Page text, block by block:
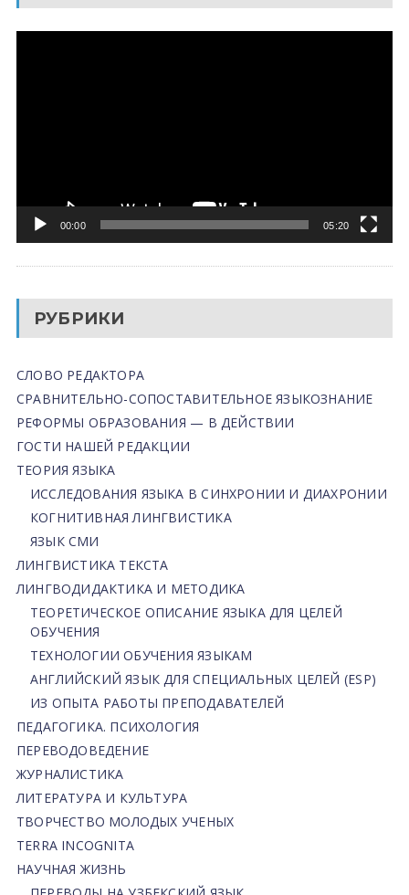
00:00 05:20
РУБРИКИ
СЛОВО РЕДАКТОРА
СРАВНИТЕЛЬНО-СОПОСТАВИТЕЛЬНОЕ ЯЗЫКОЗНАНИЕ
РЕФОРМЫ ОБРАЗОВАНИЯ — В ДЕЙСТВИИ
ГОСТИ НАШЕЙ РЕДАКЦИИ
ТЕОРИЯ ЯЗЫКА
ИССЛЕДОВАНИЯ ЯЗЫКА В СИНХРОНИИ И ДИАХРОНИИ
КОГНИТИВНАЯ ЛИНГВИСТИКА
ЯЗЫК СМИ
ЛИНГВИСТИКА ТЕКСТА
ЛИНГВОДИДАКТИКА И МЕТОДИКА
ТЕОРЕТИЧЕСКОЕ ОПИСАНИЕ ЯЗЫКА ДЛЯ ЦЕЛЕЙ
ОБУЧЕНИЯ
ТЕХНОЛОГИИ ОБУЧЕНИЯ ЯЗЫКАМ
АНГЛИЙСКИЙ ЯЗЫК ДЛЯ СПЕЦИАЛЬНЫХ ЦЕЛЕЙ (ESP)
ИЗ ОПЫТА РАБОТЫ ПРЕПОДАВАТЕЛЕЙ
ПЕДАГОГИКА. ПСИХОЛОГИЯ
ПЕРЕВОДОВЕДЕНИЕ
ЖУРНАЛИСТИКА
ЛИТЕРАТУРА И КУЛЬТУРА
ТВОРЧЕСТВО МОЛОДЫХ УЧЕНЫХ
TERRA INCOGNITA
НАУЧНАЯ ЖИЗНЬ